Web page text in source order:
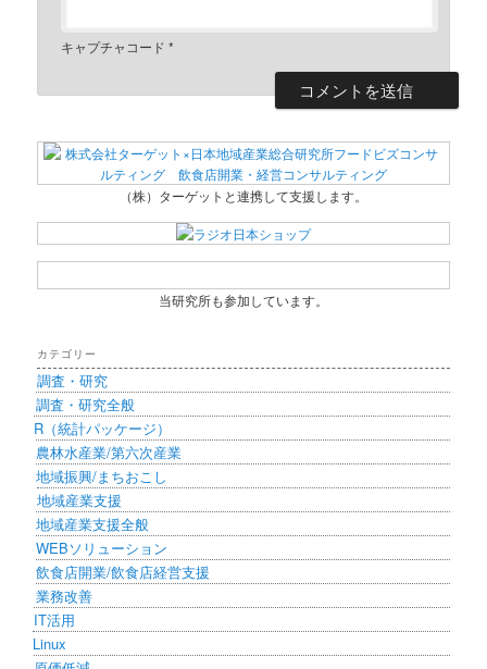
キャプチャコード *
（株）ターゲットと連携して支援します。
当研究所も参加しています。
カテゴリー
調査・研究
調査・研究全般
R（統計パッケージ）
農林水産業/第六次産業
地域振興/まちおこし
地域産業支援
地域産業支援全般
WEBソリューション
飲食店開業/飲食店経営支援
業務改善
IT活用
Linux